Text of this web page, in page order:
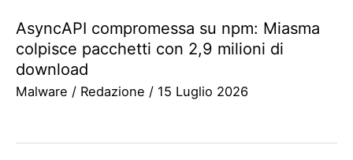
AsyncAPI compromessa su npm: Miasma
colpisce pacchetti con 2,9 milioni di
download
Malware / Redazione / 15 Luglio 2026